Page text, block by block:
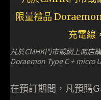
凡於CMHK門市或網上商店
Doraemon Type C + micro
在預訂期間，凡預購